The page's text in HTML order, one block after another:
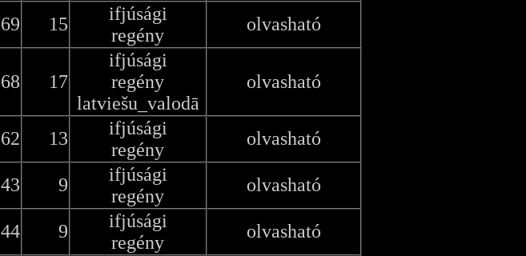
69 15
ifjúsági
regény
olvasható
68 17
ifjúsági
regény
latviešu_valodā
olvasható
62 13
ifjúsági
regény
olvasható
43 9
ifjúsági
regény
olvasható
44 9
ifjúsági
regény
olvasható